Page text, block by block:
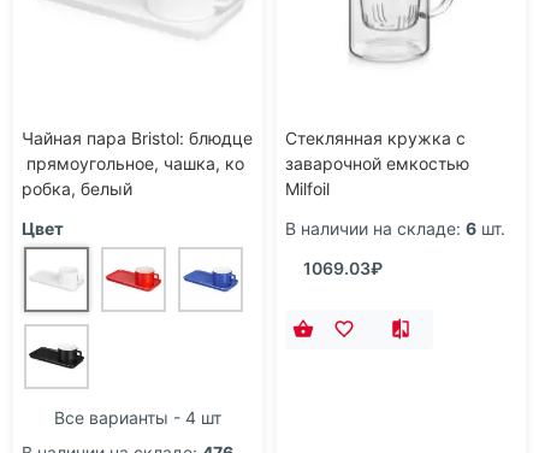
Чайная пара Bristol: блюдце
прямоугольное, чашка, ко
робка, белый
Цвет
Все варианты - 4 шт
Стеклянная кружка с
заварочной емкостью
Milfoil
В наличии на складе: 6 шт.
1069.03₽